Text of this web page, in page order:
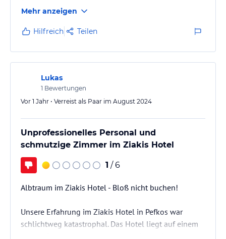
einhängen, Spiegel im Bad uralt, Badezimmertür total
aufgequollen vom Wasser aus der Dusche da der
Duschvorhang viel zu kurz war…kurz gesagt das
Badezimmer eine Katastrophe!!!! Voll Ameisen im
Zimmer und auf dem Balkon, krochen die Wände
entlang. Stuhl auf dem Balkon durchgebrochen,
musste von…
Mehr anzeigen
Hilfreich Teilen
Lukas
1 Bewertungen
Vor 1 Jahr • Verreist als Paar im August 2024
Unprofessionelles Personal und
schmutzige Zimmer im Ziakis Hotel
1 / 6
Albtraum im Ziakis Hotel - Bloß nicht buchen!
Unsere Erfahrung im Ziakis Hotel in Pefkos war
schlichtweg katastrophal. Das Hotel liegt auf einem